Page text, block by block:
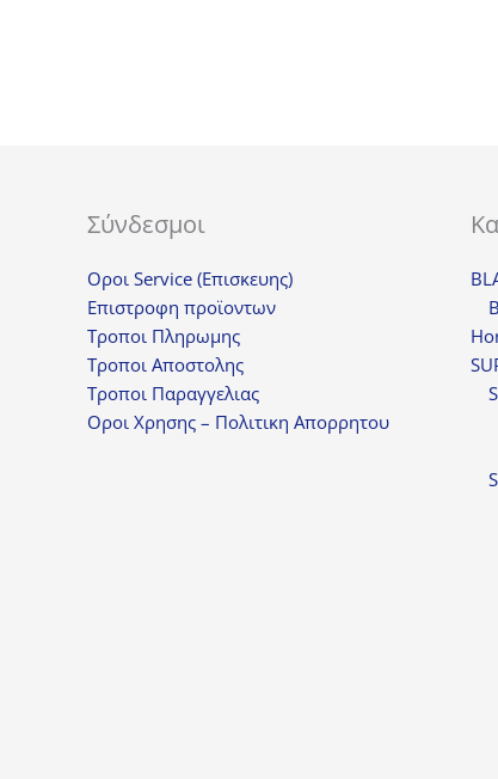
Σύνδεσμοι
Οροι Service (Επισκευης)
Επιστροφη προϊοντων
Τροποι Πληρωμης
Τροποι Αποστολης
Τροποι Παραγγελιας
Οροι Χρησης – Πολιτικη Απορρητου